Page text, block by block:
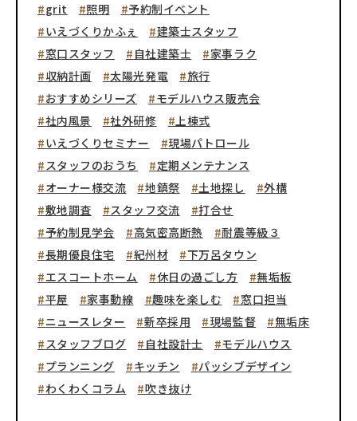
grit
照明
予約制イベント
いえづくりかふぇ
建築士スタッフ
窓口スタッフ
自社建築士
家事ラク
収納計画
太陽光発電
旅行
おすすめシリーズ
モデルハウス販売会
社内風景
社外研修
上棟式
いえづくりセミナー
現場パトロール
スタッフのおうち
定期メンテナンス
オーナー様交流
地鎮祭 土地探し
外構
敷地調査
スタッフ交流
打合せ
予約制見学会
高気密高断熱
耐震等級３
長期優良住宅
紀州材
下万呂タウン
エスコートホーム
休日の過ごし方
無垢板
平屋
家事動線 趣味を楽しむ
窓口担当
ニュースレター
新卒採用 現場監督
無垢床
スタッフブログ
自社設計士
モデルハウス
プランニング
キッチン
パッシブデザイン
わくわくコラム
吹き抜け